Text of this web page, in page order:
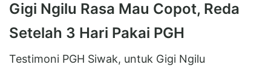
Gigi Ngilu Rasa Mau Copot, Reda
Setelah 3 Hari Pakai PGH
Testimoni PGH Siwak, untuk Gigi Ngilu